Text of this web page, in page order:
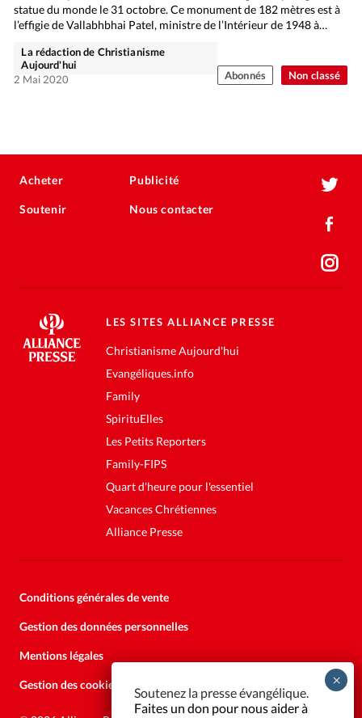
Non classé
statue du monde le 31 octobre. Ce monument de 182 mètres est à
l’effigie de Vallabhbhai Patel, ministre de l’Intérieur de 1948 à…
La rédaction de Christianisme
Aujourd'hui
2 Mai 2020
Abonnés
Acheter
Soutenir
Publicité
Nous contacter
LES SITES ALLIANCE PRESSE
Christianisme Aujourd'hui
Evangéliques.info
Family
SpirituElles
Les Petits Reporters
Family-FIPS
Quart d'heure pour l'essentiel
Vacances Chrétiennes
Alliance Presse
Conditions générales de vente
Gestion des données personnelles
Mentions légales
Gestion des cookies
Soutenez la presse évangélique.
Faites un don pour nous aider à